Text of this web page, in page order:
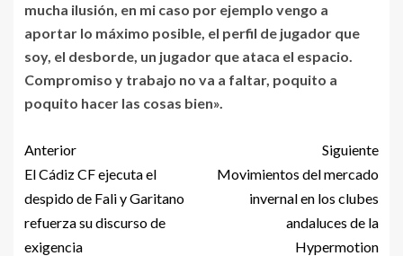
mucha ilusión, en mi caso por ejemplo vengo a
aportar lo máximo posible, el perfil de jugador que
soy, el desborde, un jugador que ataca el espacio.
Compromiso y trabajo no va a faltar, poquito a
poquito hacer las cosas bien».
Anterior
El Cádiz CF ejecuta el
despido de Fali y Garitano
refuerza su discurso de
exigencia
Siguiente
Movimientos del mercado
invernal en los clubes
andaluces de la
Hypermotion